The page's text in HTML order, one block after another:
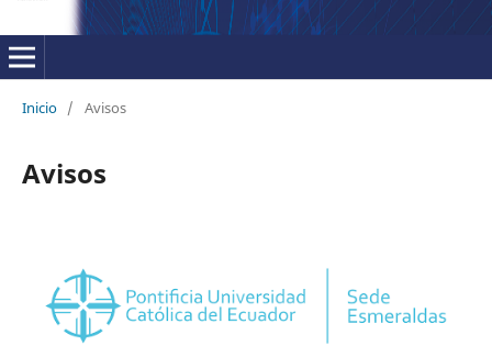
Inicio / Avisos
Avisos